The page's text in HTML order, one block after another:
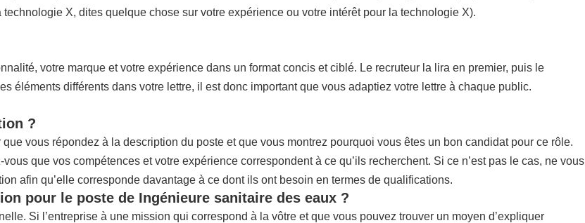
X, dites quelque chose sur votre expérience ou votre intérêt pour la technologie X).
votre marque et votre expérience dans un format concis et ciblé. Le recruteur la lira en premier, puis le
éléments différents dans votre lettre, il est donc important que vous adaptiez votre lettre à chaque public.
?
vous répondez à la description du poste et que vous montrez pourquoi vous êtes un bon candidat pour ce rôle.
que vos compétences et votre expérience correspondent à ce qu’ils recherchent. Si ce n’est pas le cas, ne vous
afin qu’elle corresponde davantage à ce dont ils ont besoin en termes de qualifications.
pour le poste de Ingénieure sanitaire des eaux ?
Si l’entreprise à une mission qui correspond à la vôtre et que vous pouvez trouver un moyen d’expliquer